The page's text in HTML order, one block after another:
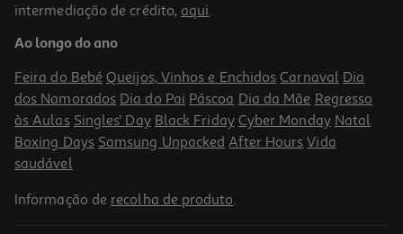
Livro Dizer «não» É Um Ato De Amor De Bárbara Ramos Dias
15.21 €/un
PVP de editor
15,21 €
intermediação de crédito, aqui.
Ao longo do ano
Feira do Bebé Queijos, Vinhos e Enchidos Carnaval Dia
dos Namorados Dia do Pai Páscoa Dia da Mãe Regresso
às Aulas Singles' Day Black Friday Cyber Monday Natal
Boxing Days Samsung Unpacked After Hours Vida
saudável
Informação de recolha de produto.